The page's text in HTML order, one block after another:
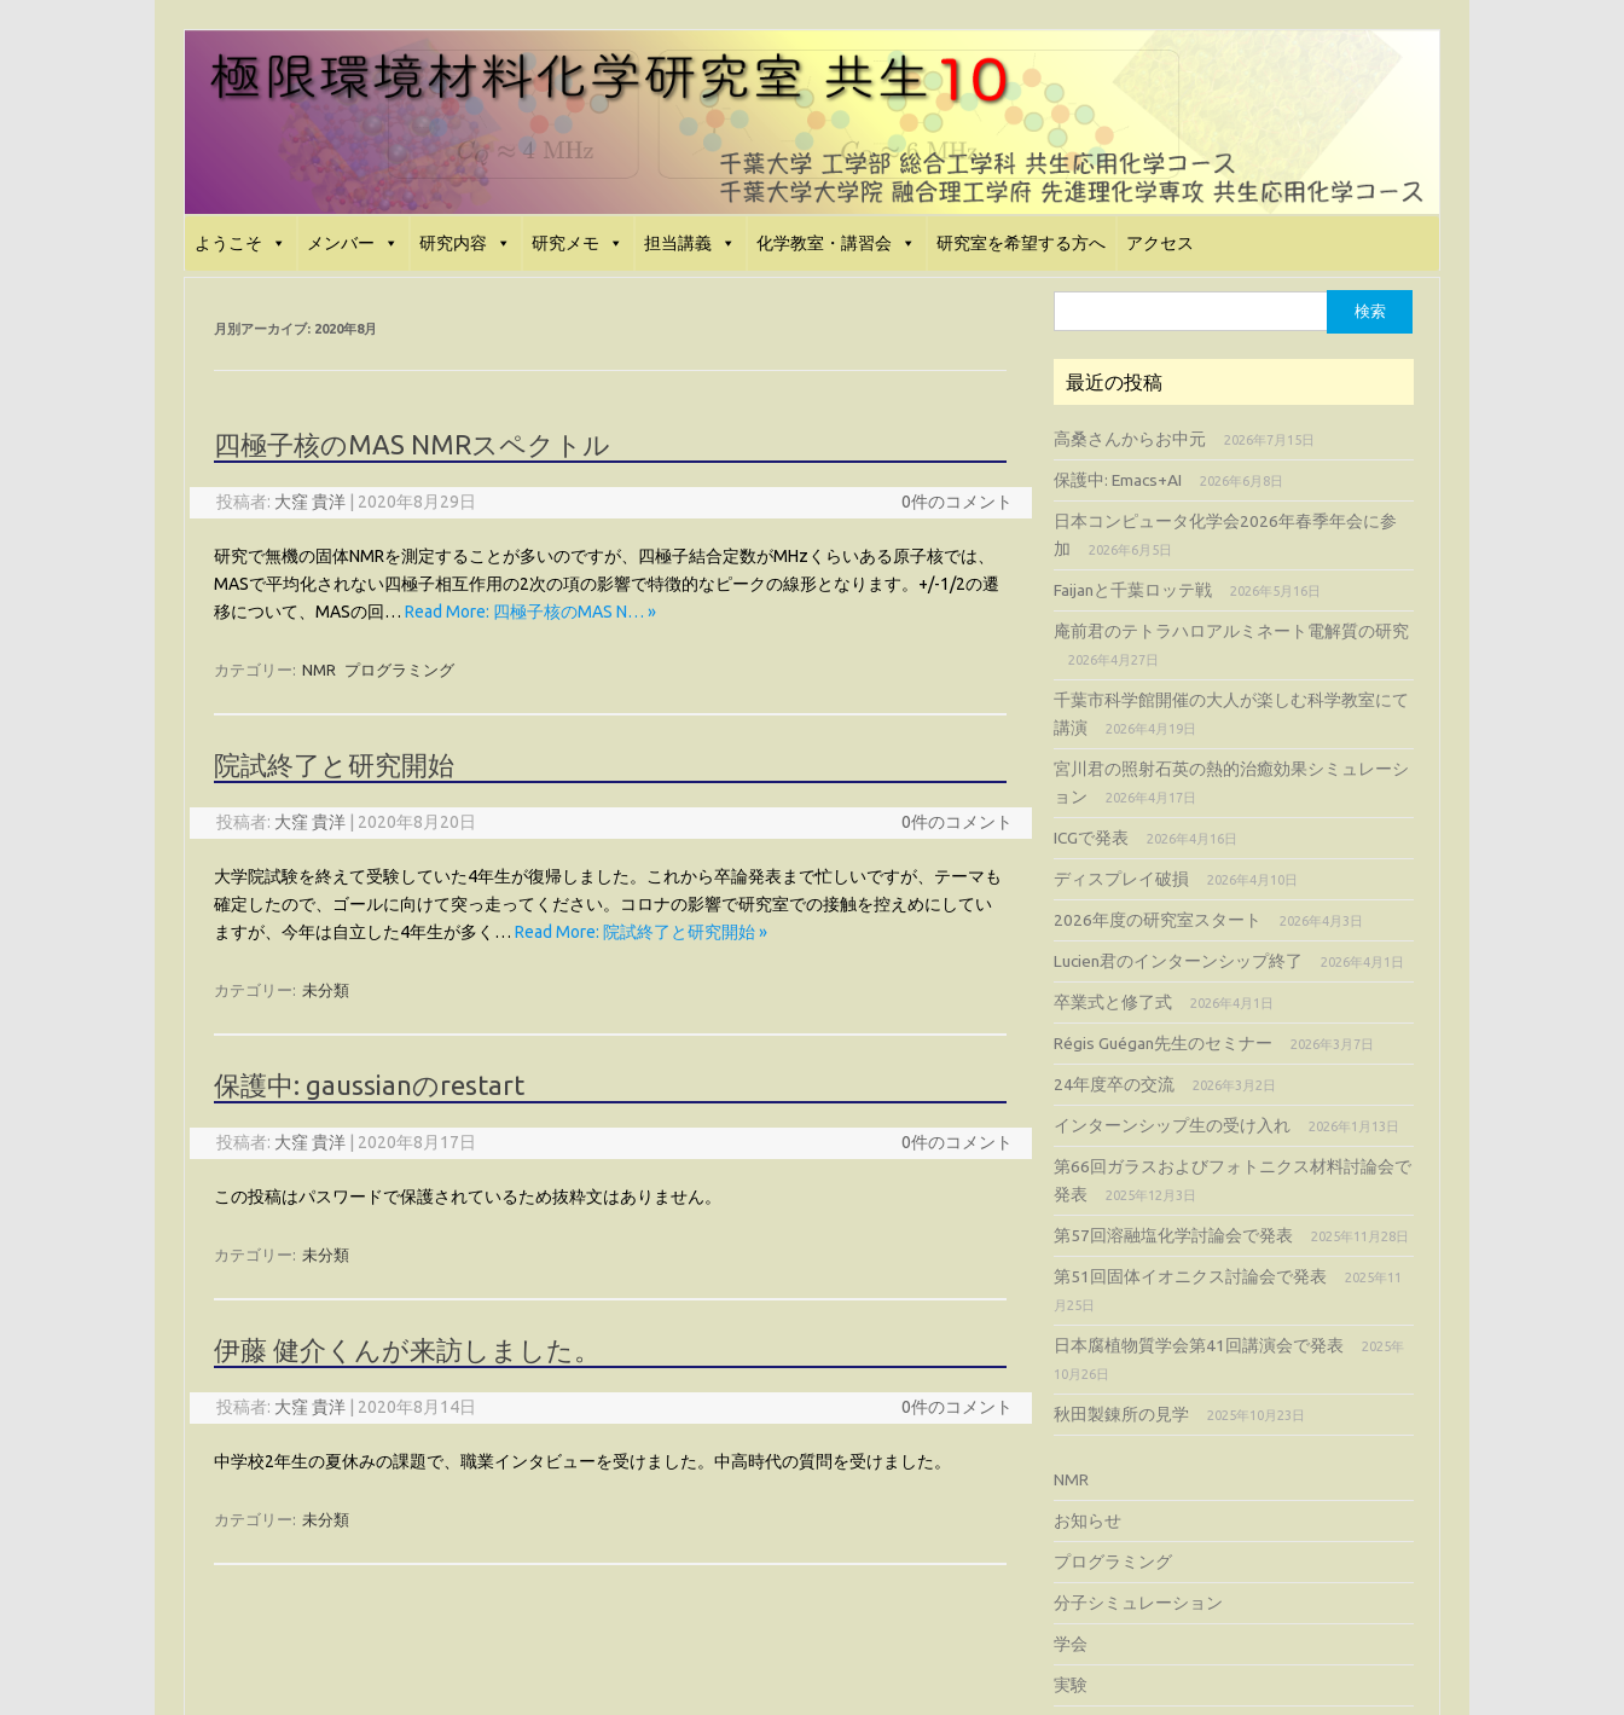
コ
ようこそ メンバー 研究内容 研究メモ 担当講義 化学教室・講習会 研究室を希望する方へ アクセス
月別アーカイブ: 2020年8月
四極子核のMAS NMRスペクトル
投稿者: 大窪 貴洋 2020年8月29日 0件のコメント
研究で無機の固体NMRを測定することが多いのですが、四極子結合定数がMHzくらいある原子核では、
MASで平均化されない四極子相互作用の2次の項の影響で特徴的なピークの線形となります。+/-1/2の遷
移について、MASの回…Read More: 四極子核のMAS N… »
カテゴリー: NMR プログラミング
院試終了と研究開始
投稿者: 大窪 貴洋 2020年8月20日 0件のコメント
大学院試験を終えて受験していた4年生が復帰しました。これから卒論発表まで忙しいですが、テーマも
確定したので、ゴールに向けて突っ走ってください。コロナの影響で研究室での接触を控えめにしてい
ますが、今年は自立した4年生が多く…Read More: 院試終了と研究開始 »
カテゴリー: 未分類
保護中: gaussianのrestart
投稿者: 大窪 貴洋 2020年8月17日 0件のコメント
この投稿はパスワードで保護されているため抜粋文はありません。
カテゴリー: 未分類
伊藤 健介くんが来訪しました。
投稿者: 大窪 貴洋 2020年8月14日 0件のコメント
中学校2年生の夏休みの課題で、職業インタビューを受けました。中高時代の質問を受けました。
カテゴリー: 未分類
索:
最近の投稿
高桑さんからお中元 2026年7月15日
保護中: Emacs+AI 2026年6月8日
日本コンピュータ化学会2026年春季年会に参
加
2026年6月5日
Faijanと千葉ロッテ戦 2026年5月16日
庵前君のテトラハロアルミネート電解質の研究
2026年4月27日
千葉市科学館開催の大人が楽しむ科学教室にて
講演
2026年4月19日
宮川君の照射石英の熱的治癒効果シミュレーシ
ョン
2026年4月17日
ICGで発表 2026年4月16日
ディスプレイ破損 2026年4月10日
2026年度の研究室スタート 2026年4月3日
Lucien君のインターンシップ終了 2026年4月1日
卒業式と修了式 2026年4月1日
Régis Guégan先生のセミナー 2026年3月7日
24年度卒の交流 2026年3月2日
インターンシップ生の受け入れ 2026年1月13日
第66回ガラスおよびフォトニクス材料討論会で
発表
2025年12月3日
第57回溶融塩化学討論会で発表 2025年11月28日
第51回固体イオニクス討論会で発表
2025年11
月25日
日本腐植物質学会第41回講演会で発表
2025年
10月26日
秋田製錬所の見学 2025年10月23日
NMR
お知らせ
プログラミング
分子シミュレーション
学会
実験